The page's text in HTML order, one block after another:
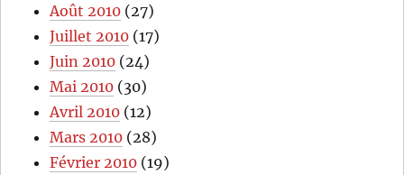
Août 2010 (27)
Juillet 2010 (17)
Juin 2010 (24)
Mai 2010 (30)
Avril 2010 (12)
Mars 2010 (28)
Février 2010 (19)